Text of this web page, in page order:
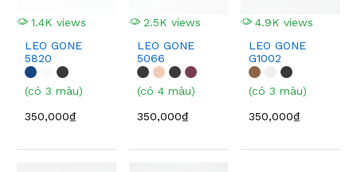
1.4K views
LEO GONE
5820
(có 3 màu)
350,000₫
2.5K views
LEO GONE
5066
(có 4 màu)
350,000₫
4.9K views
LEO GONE
G1002
(có 3 màu)
350,000₫